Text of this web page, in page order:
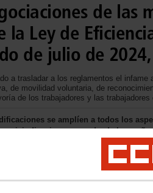
de
la Ley de
de julio de
a trasladar a los reglamentos el
de movilidad voluntaria, de
de los trabajadores y las trabajadores
se amplíen a todos los
reivindicaciones que, desde hace
Judicial Legislación